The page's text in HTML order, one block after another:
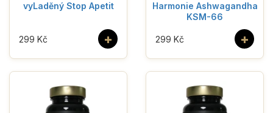
vyLaděný Stop Apetit
+
299 Kč
Harmonie Ashwagandha
KSM-66
+
299 Kč